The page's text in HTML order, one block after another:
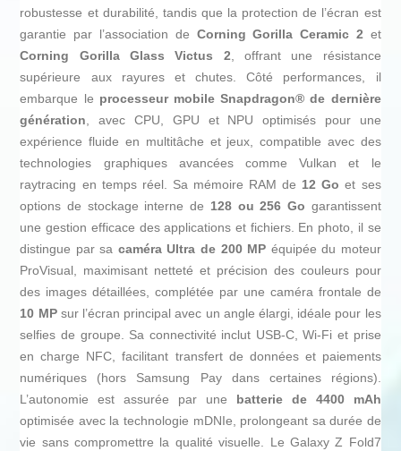
robustesse et durabilité, tandis que la protection de l’écran est
garantie par l’association de Corning Gorilla Ceramic 2et
Corning Gorilla Glass Victus 2, offrant une résistance
supérieure aux rayures et chutes. Côté performances, il
embarque le processeur mobile Snapdragon® de dernière
génération, avec CPU, GPU et NPU optimisés pour une
expérience fluide en multitâche et jeux, compatible avec des
technologies graphiques avancées comme Vulkan et le
raytracing en temps réel. Sa mémoire RAM de 12 Go et ses
options de stockage interne de 128 ou 256 Go garantissent
une gestion efficace des applications et fichiers. En photo, il se
distingue par sa caméra Ultra de 200 MP équipée du moteur
ProVisual, maximisant netteté et précision des couleurs pour
des images détaillées, complétée par une caméra frontale de
10 MPsur l’écran principal avec un angle élargi, idéale pour les
selfies de groupe. Sa connectivité inclut USB-C, Wi-Fi et prise
en charge NFC, facilitant transfert de données et paiements
numériques (hors Samsung Pay dans certaines régions).
L’autonomie est assurée par une batterie de 4400 mAh
optimisée avec la technologie mDNIe, prolongeant sa durée de
vie sans compromettre la qualité visuelle. Le Galaxy Z Fold7